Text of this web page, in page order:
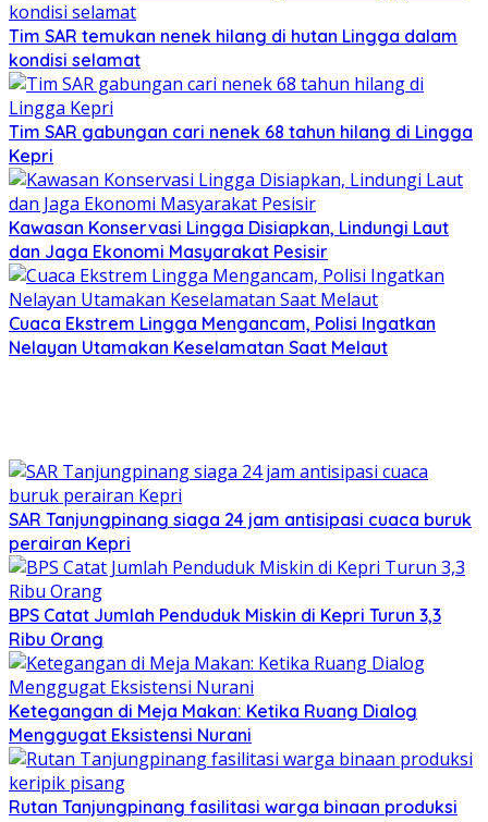
Tim SAR temukan nenek hilang di hutan Lingga dalam
kondisi selamat
Tim SAR gabungan cari nenek 68 tahun hilang di Lingga
Kepri
Kawasan Konservasi Lingga Disiapkan, Lindungi Laut
dan Jaga Ekonomi Masyarakat Pesisir
Cuaca Ekstrem Lingga Mengancam, Polisi Ingatkan
Nelayan Utamakan Keselamatan Saat Melaut
SAR Tanjungpinang siaga 24 jam antisipasi cuaca buruk
perairan Kepri
BPS Catat Jumlah Penduduk Miskin di Kepri Turun 3,3
Ribu Orang
Ketegangan di Meja Makan: Ketika Ruang Dialog
Menggugat Eksistensi Nurani
Rutan Tanjungpinang fasilitasi warga binaan produksi